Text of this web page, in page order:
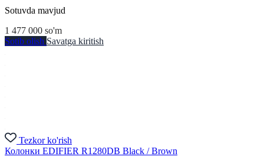
Sotuvda mavjud
1 477 000 so'm
Sotib olish Savatga kiritish
Tezkor ko'rish
Колонки EDIFIER R1280DB Black / Brown